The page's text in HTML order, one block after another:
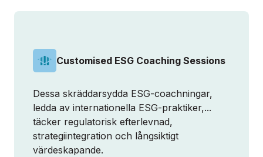
Customised ESG Coaching Sessions
Dessa skräddarsydda ESG‑coachningar,
ledda av internationella ESG‑praktiker,...
täcker regulatorisk efterlevnad,
strategiintegration och långsiktigt
värdeskapande.